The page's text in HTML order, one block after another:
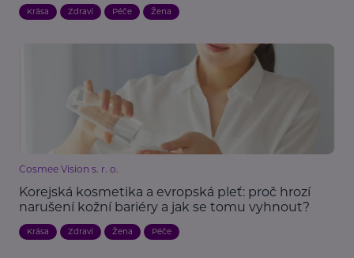
Krása Zdraví Péče Žena
Cosmee Vision s. r. o.
Korejská kosmetika a evropská pleť: proč hrozí
narušení kožní bariéry a jak se tomu vyhnout?
Krása Zdraví Žena Péče